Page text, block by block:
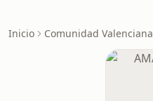
Inicio Comunidad Valenciana